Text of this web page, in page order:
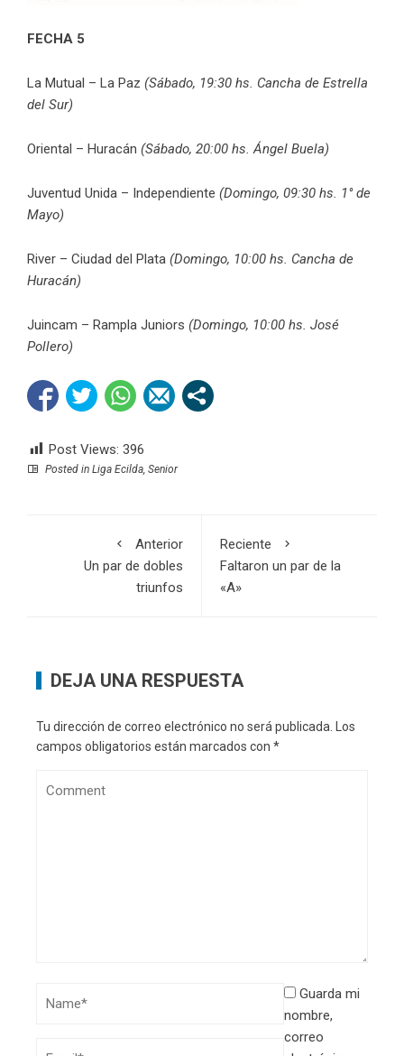
FECHA 5
La Mutual – La Paz (Sábado, 19:30 hs. Cancha de Estrella
del Sur)
Oriental – Huracán (Sábado, 20:00 hs. Ángel Buela)
Juventud Unida – Independiente (Domingo, 09:30 hs. 1° de
Mayo)
River – Ciudad del Plata (Domingo, 10:00 hs. Cancha de
Huracán)
Juincam – Rampla Juniors (Domingo, 10:00 hs. José
Pollero)
Post Views: 396
Posted in Liga Ecilda Senior
Anterior
Un par de dobles
triunfos
Reciente
Faltaron un par de la
«A»
DEJA UNA RESPUESTA
Tu dirección de correo electrónico no será publicada.
Los
campos obligatorios están marcados con *
Guarda mi
nombre,
correo